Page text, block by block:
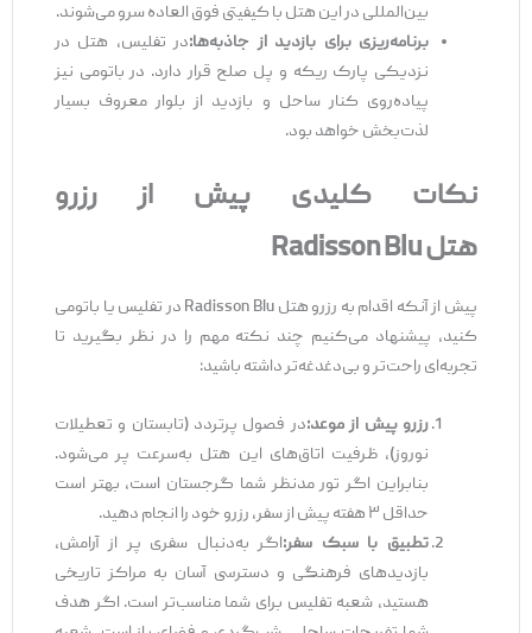
بین‌المللی در این هتل با کیفیتی فوق ‌العاده سرو می‌شوند.
برنامه‌ریزی برای بازدید از جاذبه‌ها:در تفلیس، هتل در
نزدیکی پارک ریکه و پل صلح قرار دارد. در باتومی نیز
پیاده‌روی کنار ساحل و بازدید از بلوار معروف بسیار
لذت‌بخش خواهد بود.
نکات کلیدی پیش از رزرو
هتلRadisson Blu
پیش از آنکه اقدام به رزرو هتل Radisson Blu در تفلیس یا باتومی
کنید، پیشنهاد می‌کنیم چند نکته مهم را در نظر بگیرید تا
تجربه‌ای راحت‌تر و بی‌دغدغه‌تر داشته باشید:
رزرو پیش از موعد:در فصول پرتردد (تابستان و تعطیلات
نوروز)، ظرفیت اتاق‌های این هتل به‌سرعت پر می‌شود.
بنابراین اگر تور مدنظر شما گرجستان است، بهتر است
حداقل ۳ هفته پیش از سفر، رزرو خود را انجام دهید.
تطبیق با سبک سفر:اگر به‌دنبال سفری پر از آرامش،
بازدیدهای فرهنگی و دسترسی آسان به مراکز تاریخی
هستید، شعبه تفلیس برای شما مناسب‌تر است. اگر هدف